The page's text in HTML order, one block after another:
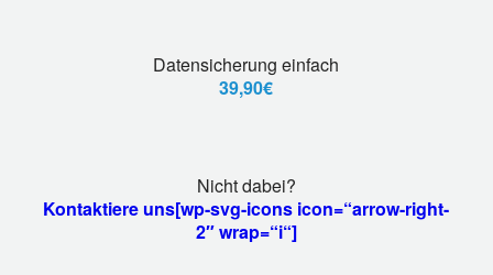
Datensicherung einfach
39,90€
Nicht dabei?
Kontaktiere uns[wp-svg-icons icon=“arrow-right-
2″ wrap=“i“]